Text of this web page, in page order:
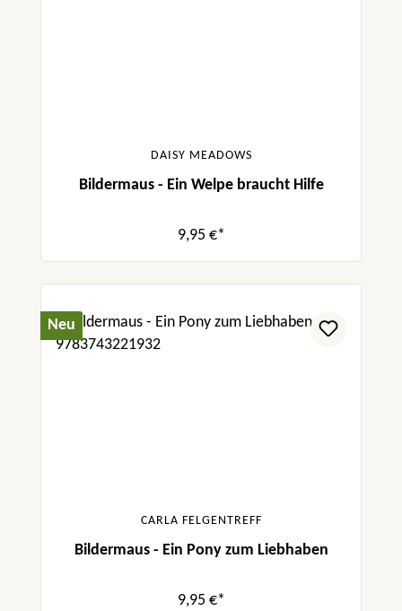
DAISY MEADOWS
Bildermaus - Ein Welpe braucht Hilfe
9,95 €*
Neu
CARLA FELGENTREFF
Bildermaus - Ein Pony zum Liebhaben
9,95 €*